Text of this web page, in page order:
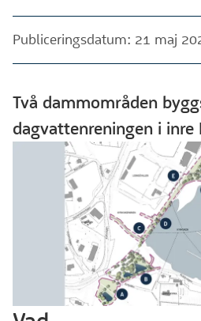
Publiceringsdatum: 21 maj
Två dammområden
dagvattenreningen i inre